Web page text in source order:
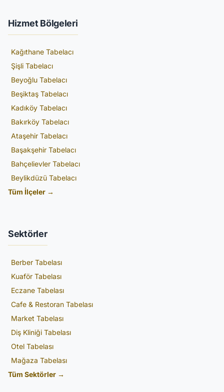
Hizmet Bölgeleri
Kağıthane Tabelacı
Şişli Tabelacı
Beyoğlu Tabelacı
Beşiktaş Tabelacı
Kadıköy Tabelacı
Bakırköy Tabelacı
Ataşehir Tabelacı
Başakşehir Tabelacı
Bahçelievler Tabelacı
Beylikdüzü Tabelacı
Tüm İlçeler →
Sektörler
Berber Tabelası
Kuaför Tabelası
Eczane Tabelası
Cafe & Restoran Tabelası
Market Tabelası
Diş Kliniği Tabelası
Otel Tabelası
Mağaza Tabelası
Tüm Sektörler →